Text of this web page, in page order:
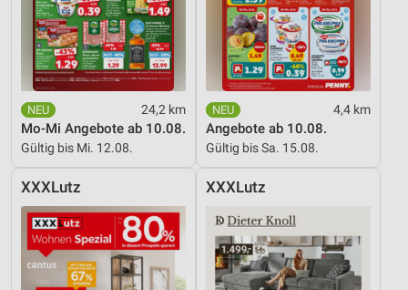
24,2 km
Mo-Mi Angebote ab 10.08.
Gültig bis Mi. 12.08.
4,4 km
Angebote ab 10.08.
Gültig bis Sa. 15.08.
XXXLutz XXXLutz